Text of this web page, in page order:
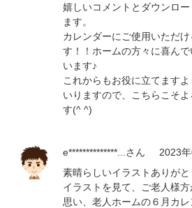
嬉しいコメントとダウンロ
ます。
カレンダーにご使用いただ
す！！ホームの方々に喜ん
います♪
これからもお役に立てます
いりますので、こちらこそ
す(^ ^)
e**************... さん
2023
素晴らしいイラストありが
イラストを見て、ご老人様
思い、老人ホームの６月カ